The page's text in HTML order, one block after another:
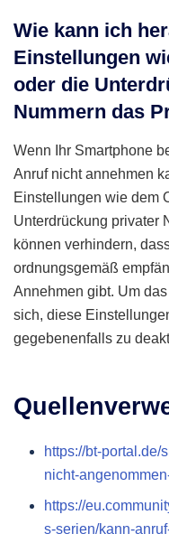
Wie kann ich
Einstellungen
oder die
Nummern das
Wenn Ihr Smartphone
Anruf nicht annehmen
Einstellungen wie dem
Unterdrückung privater
können verhindern,
ordnungsgemäß
Annehmen gibt. Um
sich, diese
gegebenenfalls zu
https://bt-portal.de/
nicht-
https://
s-serien/kann-